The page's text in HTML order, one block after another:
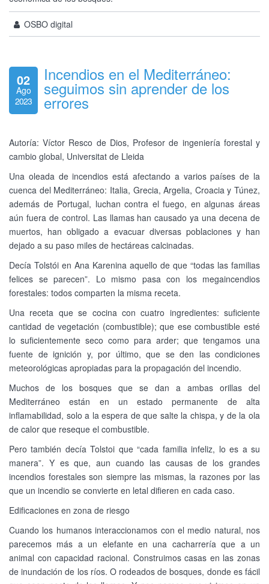
OSBO digital
02
Ago
2023
Incendios en el Mediterráneo:
seguimos sin aprender de los
errores
Autoría: Víctor Resco de Dios, Profesor de ingeniería forestal y
cambio global, Universitat de Lleida
Una oleada de incendios está afectando a varios países de la
cuenca del Mediterráneo: Italia, Grecia, Argelia, Croacia y Túnez,
además de Portugal, luchan contra el fuego, en algunas áreas
aún fuera de control. Las llamas han causado ya una decena de
muertos, han obligado a evacuar diversas poblaciones y han
dejado a su paso miles de hectáreas calcinadas.
Decía Tolstói en Ana Karenina aquello de que “todas las familias
felices se parecen”. Lo mismo pasa con los megaincendios
forestales: todos comparten la misma receta.
Una receta que se cocina con cuatro ingredientes: suficiente
cantidad de vegetación (combustible); que ese combustible esté
lo suficientemente seco como para arder; que tengamos una
fuente de ignición y, por último, que se den las condiciones
meteorológicas apropiadas para la propagación del incendio.
Muchos de los bosques que se dan a ambas orillas del
Mediterráneo están en un estado permanente de alta
inflamabilidad, solo a la espera de que salte la chispa, y de la ola
de calor que reseque el combustible.
Pero también decía Tolstoi que “cada familia infeliz, lo es a su
manera”. Y es que, aun cuando las causas de los grandes
incendios forestales son siempre las mismas, la razones por las
que un incendio se convierte en letal difieren en cada caso.
Edificaciones en zona de riesgo
Cuando los humanos interaccionamos con el medio natural, nos
parecemos más a un elefante en una cacharrería que a un
animal con capacidad racional. Construimos casas en las zonas
de inundación de los ríos. O rodeados de bosques, donde es fácil